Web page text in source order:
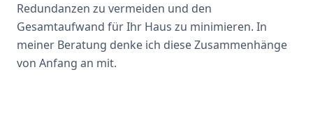
Redundanzen zu vermeiden und den
Gesamtaufwand für Ihr Haus zu minimieren. In
meiner Beratung denke ich diese Zusammenhänge
von Anfang an mit.